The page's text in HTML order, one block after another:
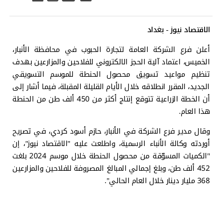
الاقتصاد نيوز - بغداد
أعلن فرع الشركة العامة لتجارة الحبوب في محافظة الأنبار،
الخميس، اعتماد آلية الحجز الالكتروني للفلاحين والمزارعين بهدف
تنظيم مواعيد تسويق محصول الحنطة للموسم التسويقي
الجديد، المقرر انطلاقه خلال الأيام القليلة المقبلة، فيما أشار إلى
أن الخطة الزراعية تتوقع إنتاج أكثر من 450 ألف طن من الحنطة
هذا العام.
وقال مدير فرع الشركة في الأنبار، حازم أسود كردي، في تصريح
أوردته وكالة الأنباء الرسمية، واطلعت عليه "الاقتصاد نيوز"، إن
"الكميات المسوّقة من محصول الحنطة خلال موسم 2024 بلغت
452 ألف طن، وبلغ إجمالي المبالغ المصروفة للفلاحين والمزارعين
368 مليار دينار خلال العام الحالي".